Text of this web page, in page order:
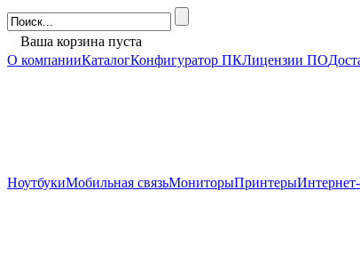
Ваша корзина пуста
О компанииКаталогКонфигуратор ПКЛицензии ПО
НоутбукиМобильная связьМониторыПринтеры